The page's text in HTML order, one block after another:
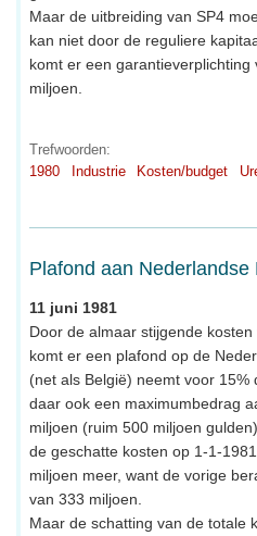
Maar de uitbreiding van SP4
kan niet door de reguliere
komt er een
miljoen.
Trefwoorden:
1980
Industrie Kosten/budget
Plafond aan Nederlandse
11 juni 1981
Door de almaar stijgende
komt er een plafond op de
(net als België) neemt voor
daar ook een maximumbedrag
miljoen (ruim 500 miljoen
de geschatte kosten op 1-1-
miljoen meer, want de vorige
van 333 miljoen.
Maar de schatting van de totale